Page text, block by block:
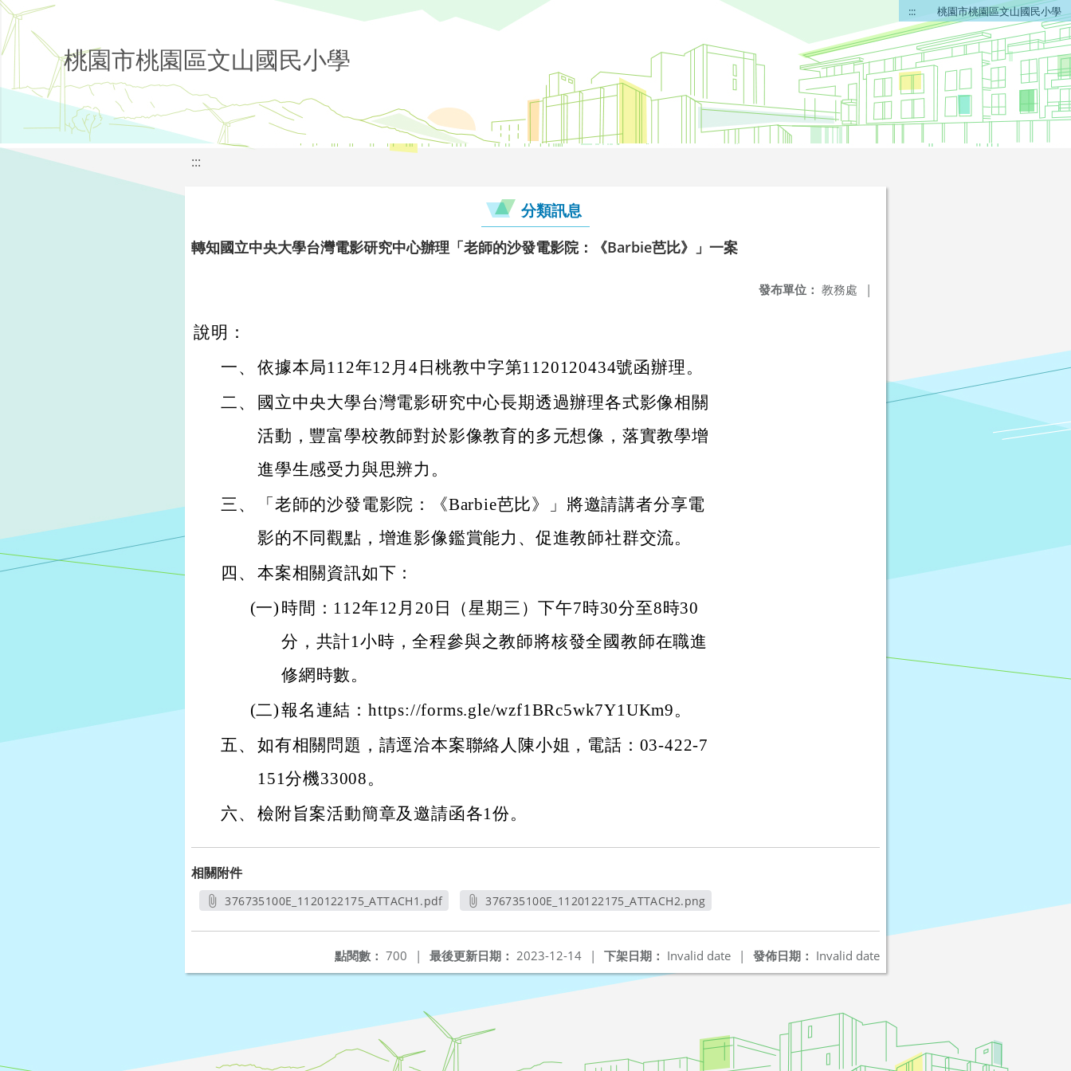
::: 桃園市桃園區文山國民小學
桃園市桃園區文山國民小學
:::
分類訊息
轉知國立中央大學台灣電影研究中心辦理「老師的沙發電影院：《Barbie芭比》」一案
發布單位： 教務處 |
說明：
一、 依據本局112年12月4日桃教中字第1120120434號函辦理。
二、
國立中央大學台灣電影研究中心長期透過辦理各式影像相關
活動，豐富學校教師對於影像教育的多元想像，落實教學增
進學生感受力與思辨力。
三、
「老師的沙發電影院：《Barbie芭比》」將邀請講者分享電
影的不同觀點，增進影像鑑賞能力、促進教師社群交流。
四、 本案相關資訊如下：
(一) 時間：112年12月20日（星期三）下午7時30分至8時30
分，共計1小時，全程參與之教師將核發全國教師在職進
修網時數。
(二)報名連結：https://forms.gle/wzf1BRc5wk7Y1UKm9。
五、 如有相關問題，請逕洽本案聯絡人陳小姐，電話：03-422-7
151分機33008。
六、 檢附旨案活動簡章及邀請函各1份。
相關附件
376735100E_1120122175_ATTACH1.pdf
376735100E_1120122175_ATTACH2.png
發佈日期： Invalid date
下架日期： Invalid date |
最後更新日期： 2023-12-14 |
點閱數： 700 |